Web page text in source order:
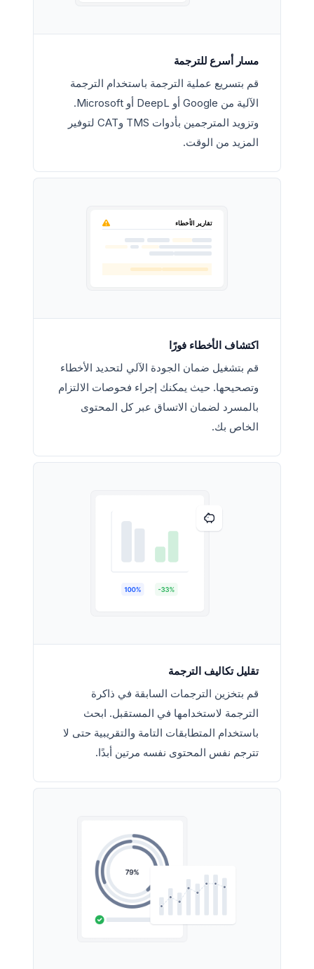
مسار أسرع للترجمة
قم بتسريع عملية الترجمة باستخدام الترجمة
الآلية من Google أو DeepL أو Microsoft.
وتزويد المترجمين بأدوات TMS وCAT لتوفير
المزيد من الوقت.
تقارير الأخطاء
اكتشاف الأخطاء فورًا
قم بتشغيل ضمان الجودة الآلي لتحديد الأخطاء
وتصحيحها. حيث يمكنك إجراء فحوصات الالتزام
بالمسرد لضمان الاتساق عبر كل المحتوى
الخاص بك.
تقليل تكاليف الترجمة
قم بتخزين الترجمات السابقة في ذاكرة
الترجمة لاستخدامها في المستقبل. ابحث
باستخدام المتطابقات التامة والتقريبية حتى لا
تترجم نفس المحتوى نفسه مرتين أبدًا.